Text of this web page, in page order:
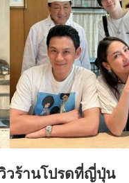
วร้านโปรดที่ญี่ปุ่น